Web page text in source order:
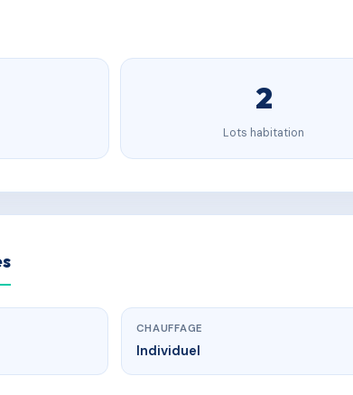
2
Lots habitation
CHAUFFAGE
Individuel